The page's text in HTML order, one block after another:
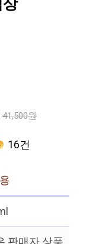
41,500원
16건